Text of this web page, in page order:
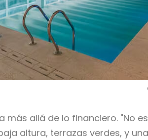
más allá de lo financiero. "No
altura, terrazas verdes, y